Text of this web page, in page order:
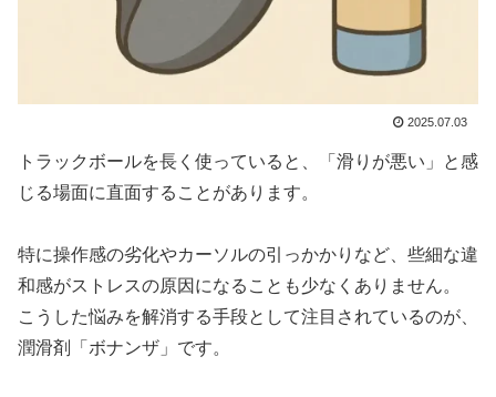
2025.07.03
トラックボールを長く使っていると、「滑りが悪い」と感
じる場面に直面することがあります。
特に操作感の劣化やカーソルの引っかかりなど、些細な違
和感がストレスの原因になることも少なくありません。
こうした悩みを解消する手段として注目されているのが、
潤滑剤「ボナンザ」です。